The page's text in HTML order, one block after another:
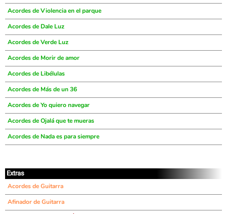
Acordes de Violencia en el parque
Acordes de Dale Luz
Acordes de Verde Luz
Acordes de Morir de amor
Acordes de Libélulas
Acordes de Más de un 36
Acordes de Yo quiero navegar
Acordes de Ojalá que te mueras
Acordes de Nada es para siempre
Extras
Acordes de Guitarra
Afinador de Guitarra